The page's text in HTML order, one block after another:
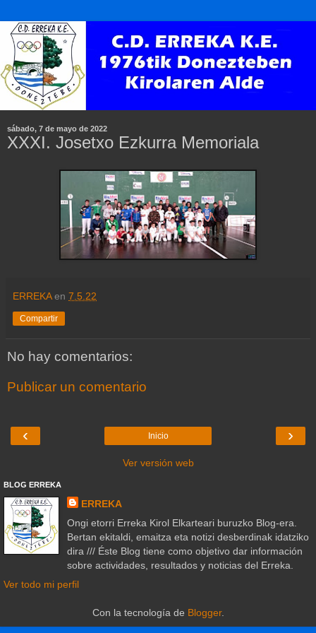
sábado, 7 de mayo de 2022
XXXI. Josetxo Ezkurra Memoriala
ERREKA en 7.5.22
Compartir
No hay comentarios:
Publicar un comentario
‹ ›
Inicio
Ver versión web
BLOG ERREKA
ERREKA
Ongi etorri Erreka Kirol Elkarteari buruzko Blog-era.
Bertan ekitaldi, emaitza eta notizi desberdinak idatziko
dira /// Éste Blog tiene como objetivo dar información
sobre actividades, resultados y noticias del Erreka.
Ver todo mi perfil
Con la tecnología de Blogger.